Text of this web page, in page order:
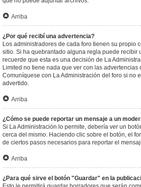
Arriba
¿Por qué recibí una advertencia?
Los administradores de cada foro tienen su propio
sitio. Si ha quebrantado alguna regla puede recibir
recuerde que esta es una decisión de La
Limited no tiene nada que ver con las advertencias
Comuníquese con La Administración del foro si no
advertido.
Arriba
¿Cómo se puede reportar un mensaje a un
Si La Administración lo permite, debería ver un
cerca del mismo. Haciendo clic sobre el botón, el
de ciertos pasos necesarios para reportar el
Arriba
¿Para qué sirve el botón "Guardar" en la